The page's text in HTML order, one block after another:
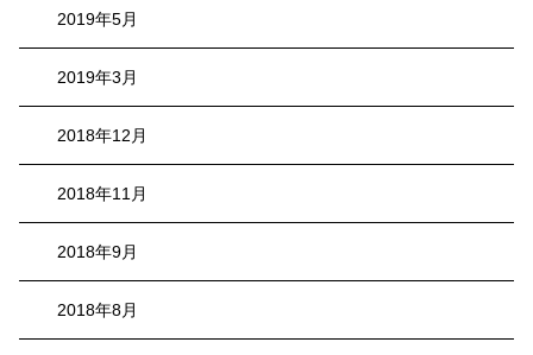
2019年5月
2019年3月
2018年12月
2018年11月
2018年9月
2018年8月